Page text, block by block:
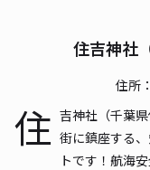
住吉神社
住所
住 吉神社（千葉
街に鎮座する
トです！航海